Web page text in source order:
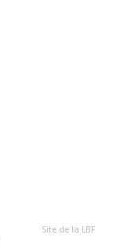
Site de la LBF